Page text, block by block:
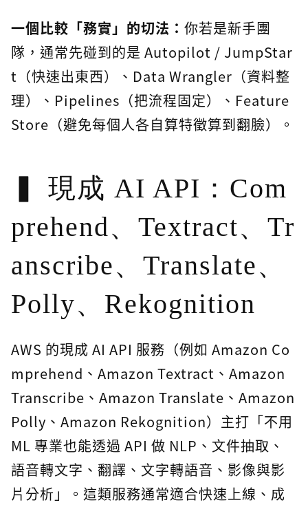
一個比較「務實」的切法： 你若是新手團
隊，通常先碰到的是 Autopilot / JumpStar
t（快速出東西）、Data Wrangler（資料整
理）、Pipelines（把流程固定）、Feature
Store（避免每個人各自算特徵算到翻臉）。
現成 AI API：Com
prehend、Textract、Tr
anscribe、Translate、
Polly、Rekognition
AWS 的現成 AI API 服務（例如 Amazon Co
mprehend、Amazon Textract、Amazon
Transcribe、Amazon Translate、Amazon
Polly、Amazon Rekognition）主打「不用
ML 專業也能透過 API 做 NLP、文件抽取、
語音轉文字、翻譯、文字轉語音、影像與影
片分析」。這類服務通常適合快速上線、成